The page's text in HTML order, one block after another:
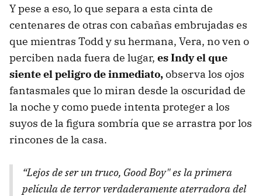
Y pese a eso, lo que separa a esta cinta de
centenares de otras con cabañas embrujadas es
que mientras Todd y su hermana, Vera, no ven o
perciben nada fuera de lugar, es Indy el que
siente el peligro de inmediato,observa los ojos
fantasmales que lo miran desde la oscuridad de
la noche y como puede intenta proteger a los
suyos de la figura sombría que se arrastra por los
rincones de la casa.
“Lejos de ser un truco, Good Boy" es la primera
película de terror verdaderamente aterradora del